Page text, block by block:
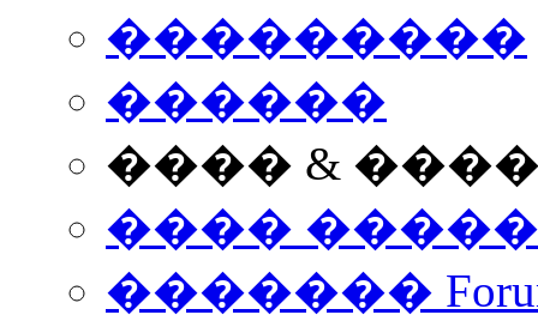
���������
������
���� &
����
�������